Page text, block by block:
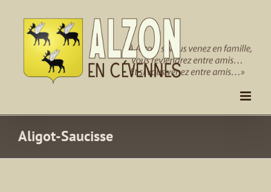
contenu
Aligot-Saucisse